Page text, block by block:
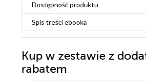
Dostępność produktu
Spis treściebooka
Kup w zestawie z
rabatem